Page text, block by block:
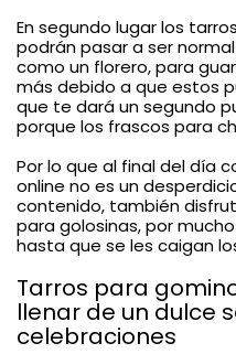
En segundo lugar los
podrán pasar a ser
como un florero, para
más debido a que estos
que te dará un segundo
porque los frascos para
Por lo que al final del día
online no es un
contenido, también
para golosinas, por
hasta que se les caigan
Tarros para
llenar de un dulce
celebraciones